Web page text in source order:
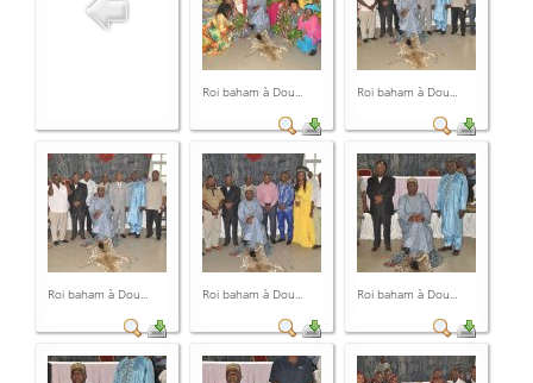
Roi baham à Dou... Roi baham à Dou...
Roi baham à Dou... Roi baham à Dou... Roi baham à Dou...